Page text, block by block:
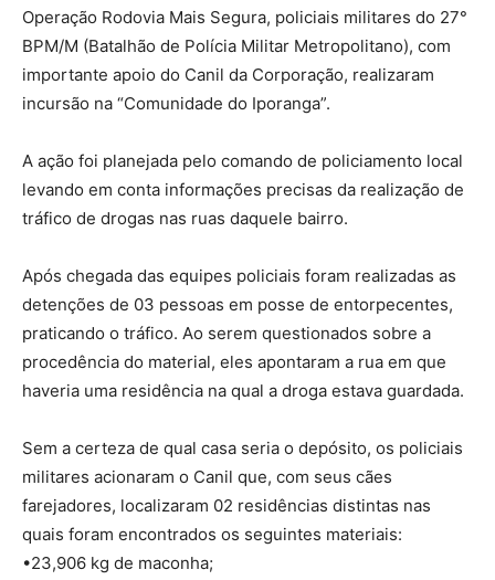
Operação Rodovia Mais Segura, policiais militares do 27°
BPM/M (Batalhão de Polícia Militar Metropolitano), com
importante apoio do Canil da Corporação, realizaram
incursão na “Comunidade do Iporanga”.
A ação foi planejada pelo comando de policiamento local
levando em conta informações precisas da realização de
tráfico de drogas nas ruas daquele bairro.
Após chegada das equipes policiais foram realizadas as
detenções de 03 pessoas em posse de entorpecentes,
praticando o tráfico. Ao serem questionados sobre a
procedência do material, eles apontaram a rua em que
haveria uma residência na qual a droga estava guardada.
Sem a certeza de qual casa seria o depósito, os policiais
militares acionaram o Canil que, com seus cães
farejadores, localizaram 02 residências distintas nas
quais foram encontrados os seguintes materiais:
•23,906 kg de maconha;